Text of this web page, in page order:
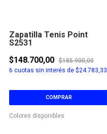
Zapatilla Tenis Point
S2531
$148.700,00
$185.900,00
6 cuotas sin interés de $24.783,33
COMPRAR
Colores disponibles